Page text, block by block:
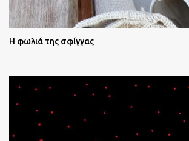
Η φωλιά της σφίγγας